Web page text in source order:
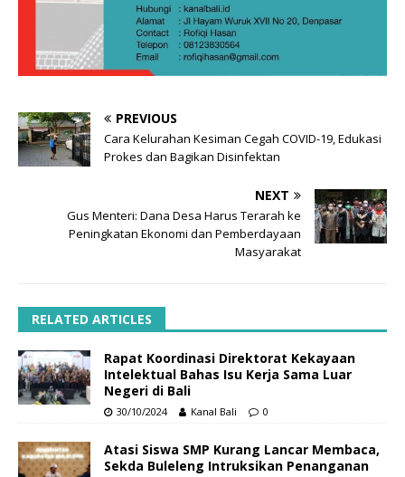
PREVIOUS
Cara Kelurahan Kesiman Cegah COVID-19, Edukasi
Prokes dan Bagikan Disinfektan
NEXT
Gus Menteri: Dana Desa Harus Terarah ke
Peningkatan Ekonomi dan Pemberdayaan
Masyarakat
RELATED ARTICLES
Rapat Koordinasi Direktorat Kekayaan
Intelektual Bahas Isu Kerja Sama Luar
Negeri di Bali
30/10/2024 Kanal Bali 0
Atasi Siswa SMP Kurang Lancar Membaca,
Sekda Buleleng Intruksikan Penanganan